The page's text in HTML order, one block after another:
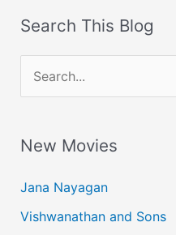
Search This Blog
e
r
h
f
New Movies
Jana Nayagan
Vishwanathan and Sons